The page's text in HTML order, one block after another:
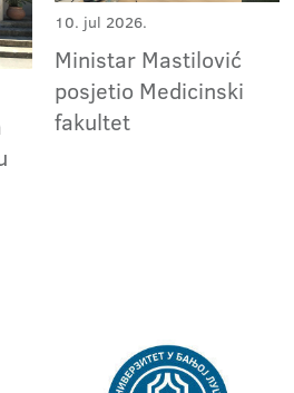
10. jul 2026.
Ministar Mastilović
posjetio Medicinski
fakultet